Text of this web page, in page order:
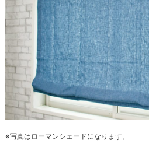
※写真はローマンシェードになります。